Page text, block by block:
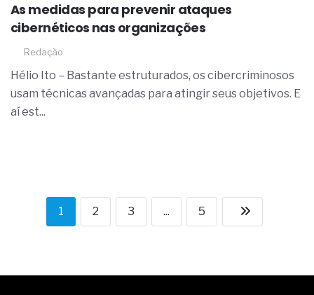
As medidas para prevenir ataques
cibernéticos nas organizações
Redação
Hélio Ito – Bastante estruturados, os cibercriminosos
usam técnicas avançadas para atingir seus objetivos. E
aí est...
1 2 3 ... 5